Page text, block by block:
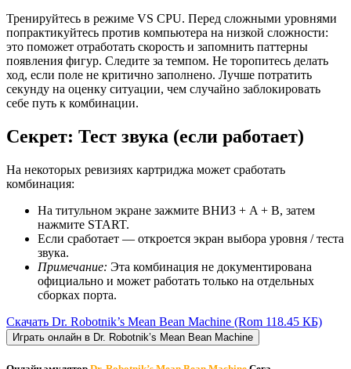
Тренируйтесь в режиме VS CPU. Перед сложными уровнями
попрактикуйтесь против компьютера на низкой сложности:
это поможет отработать скорость и запомнить паттерны
появления фигур. Следите за темпом. Не торопитесь делать
ход, если поле не критично заполнено. Лучше потратить
секунду на оценку ситуации, чем случайно заблокировать
себе путь к комбинации.
Секрет: Тест звука (если работает)
На некоторых ревизиях картриджа может сработать
комбинация:
На титульном экране зажмите ВНИЗ + A + B, затем
нажмите START.
Если сработает — откроется экран выбора уровня / теста
звука.
Примечание: Эта комбинация не документирована
официально и может работать только на отдельных
сборках порта.
Скачать Dr. Robotnik’s Mean Bean Machine (Rom 118.45 КБ)
Играть онлайн в Dr. Robotnik’s Mean Bean Machine